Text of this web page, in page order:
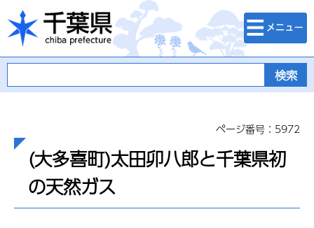
千葉県
検索・メニュ
ー
ページ番号：5972
(大多喜町)太田卯八郎と千葉県初
の天然ガス